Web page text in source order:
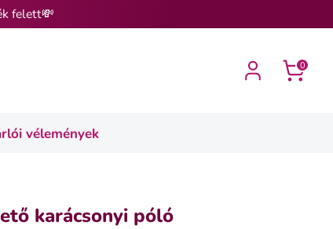
felett💸
0
vélemények
karácsonyi póló